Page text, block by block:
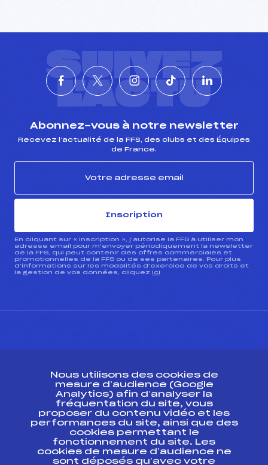
SUIVEZ
L'ACTU
Abonnez-vous à notre newsletter
Recevez l’actualité de la FFS, des clubs et des Équipes
de France.
Inscription
En cliquant sur « inscription », j’autorise la FFS à utiliser mon
adresse email pour m’envoyer périodiquement la newsletter
de la FFS, qui peut contenir des offres commerciales et
promotionnelles de la FFS ou de ses partenaires. Pour plus
d’informations sur les modalités d’exercice de vos droits et
la gestion de vos données, cliquez ici
Ressources
Pass’Neige
Projet sportif fédéral
Projet de performance fédéral
Nous utilisons des cookies de
mesure d’audience (Google
Analytics) afin d’analyser la
fréquentation du site, vous
proposer du contenu vidéo et les
performances du site, ainsi que des
cookies permettant le
fonctionnement du site. Les
cookies de mesure d’audience ne
sont déposés qu’avec votre